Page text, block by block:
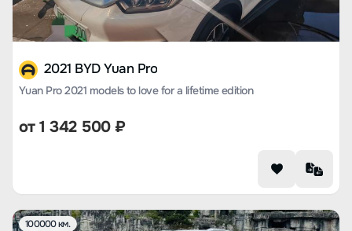
2021 BYD Yuan Pro
Yuan Pro 2021 models to love for a lifetime edition
от1 342 500₽
100000 км.